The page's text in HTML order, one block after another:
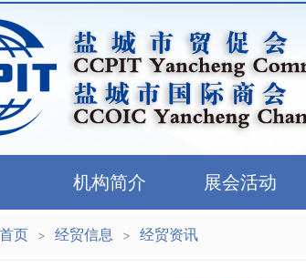
机构简介 展会活动
首页 > 经贸信息 > 经贸资讯